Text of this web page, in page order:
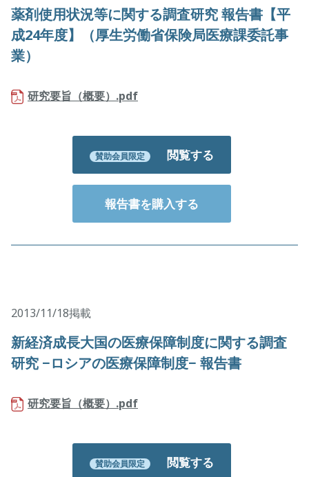
薬剤使用状況等に関する調査研究 報告書【平
成24年度】（厚生労働省保険局医療課委託事
業）
研究要旨（概要）.pdf
賛助会員限定 閲覧する
報告書を購入する
2013/11/18掲載
新経済成長大国の医療保障制度に関する調査
研究 −ロシアの医療保障制度− 報告書
研究要旨（概要）.pdf
賛助会員限定 閲覧する